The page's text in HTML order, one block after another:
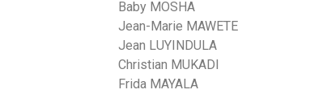
Baby MOSHA
Jean-Marie MAWETE
Jean LUYINDULA
Christian MUKADI
Frida MAYALA